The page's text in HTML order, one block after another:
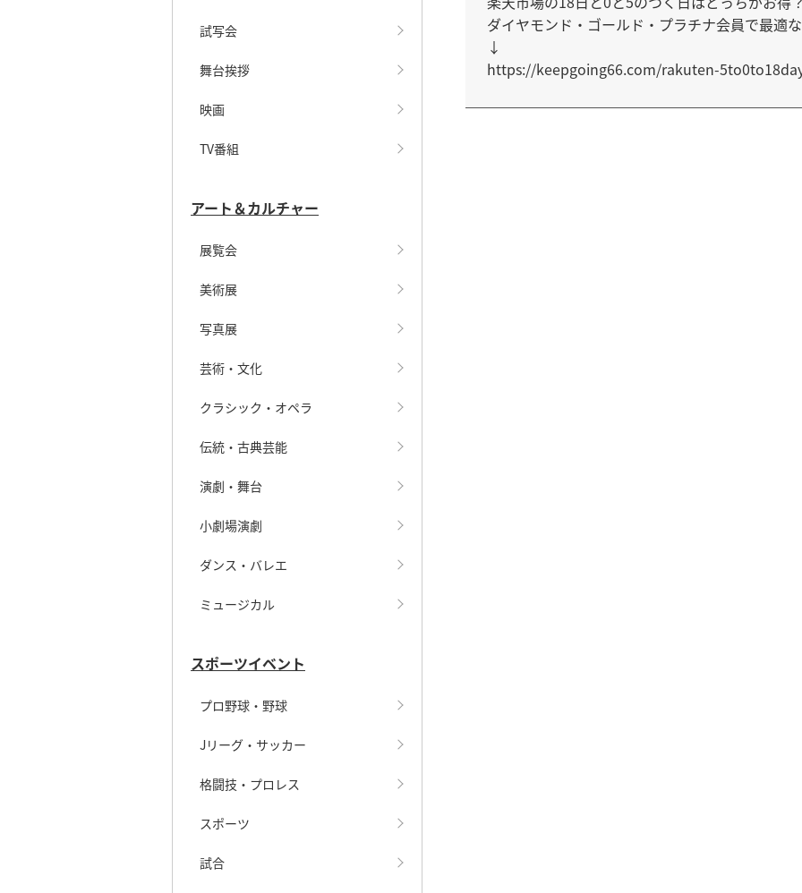
試写会
舞台挨拶
映画
TV番組
アート＆カルチャー
展覧会
美術展
写真展
芸術・文化
クラシック・オペラ
伝統・古典芸能
演劇・舞台
小劇場演劇
ダンス・バレエ
ミュージカル
スポーツイベント
プロ野球・野球
Jリーグ・サッカー
格闘技・プロレス
スポーツ
試合
ダイヤモンド・ゴールド・プラチナ会員で最適
↓
https://keepgoing66.com/rakuten-